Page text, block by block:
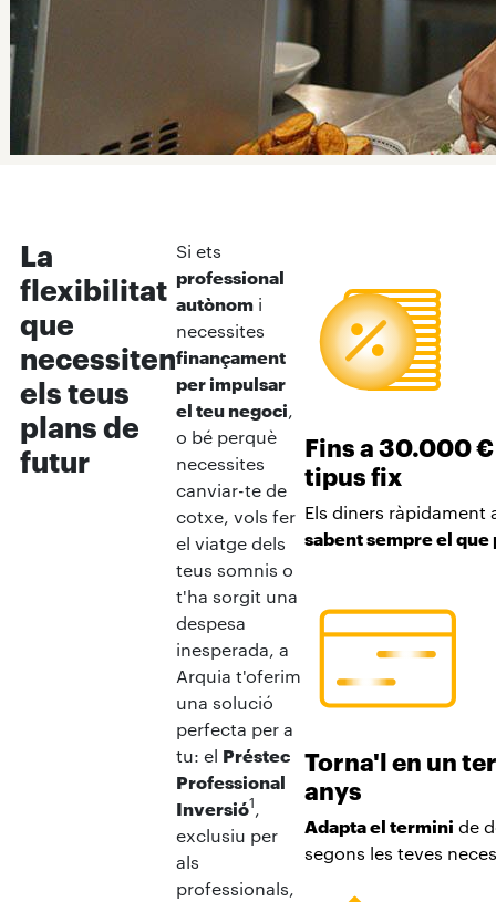
La
flexibilitat
que
necessiten
els teus
plans de
futur
Si ets
professional
autònomi
necessites
finançament
per impulsar
el teu negoci,
o bé perquè
necessites
canviar-te de
cotxe, vols fer
el viatge dels
teus somnis o
t'ha sorgit una
despesa
inesperada, a
Arquia t'oferim
una solució
perfecta per a
tu: el Préstec
Professional
Inversió1,
exclusiu per
als
professionals,
Fins a 30.000
tipus fix
Els diners ràpidament
sabent sempre el que
Torna'l en un
anys
Adapta el termini de
segons les teves